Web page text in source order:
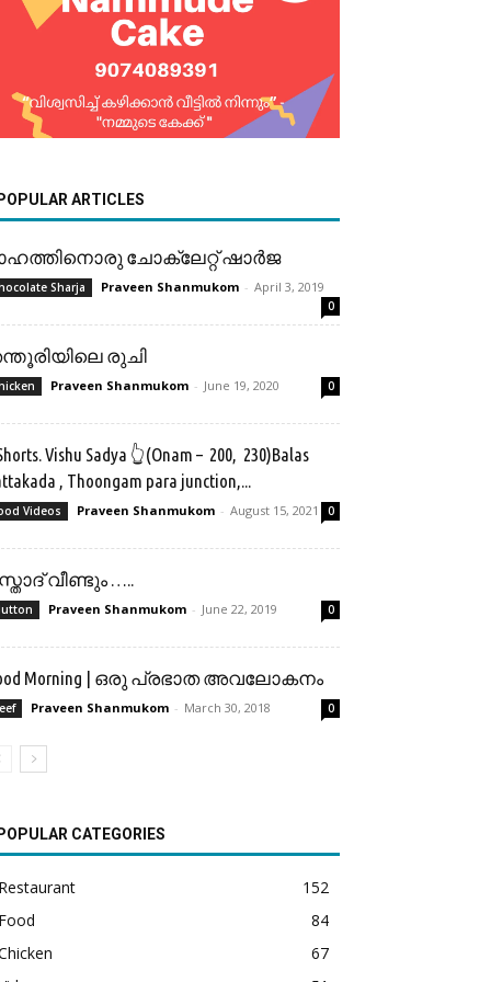
POPULAR ARTICLES
ചോക്ലേറ്റ് ഷാർജ
Sharja Praveen Shanmukom - April 3, 2019
0
രുചി
Praveen Shanmukom - June 19, 2020 0
Vishu Sadya 👆(Onam – ₹ 200, ₹ 230)Balas
, Thoongam para junction,...
Videos Praveen Shanmukom - August 15, 2021 0
വീണ്ടും …..
Praveen Shanmukom - June 22, 2019 0
Morning | ഒരു പ്രഭാത അവലോകനം
Praveen Shanmukom - March 30, 2018 0
POPULAR CATEGORIES
Restaurant
152
Food
84
67